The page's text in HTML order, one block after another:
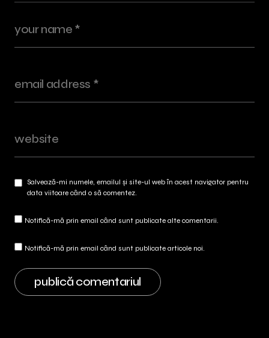
Salvează-mi numele, emailul și site-ul web în acest navigator pentru
data viitoare când o să comentez.
Notifică-mă prin email când sunt publicate alte comentarii.
Notifică-mă prin email când sunt publicate articole noi.